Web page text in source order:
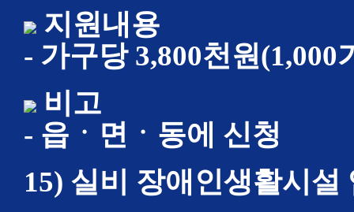
지원내용
- 가구당 3,800천원(1,000
비고
- 읍ㆍ면ㆍ동에 신청
15) 실비 장애인생활시설